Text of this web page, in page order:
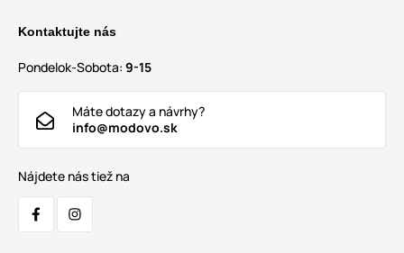
Kontaktujte nás
Pondelok-Sobota: 9-15
Máte dotazy a návrhy?
info@modovo.sk
Nájdete nás tiež na